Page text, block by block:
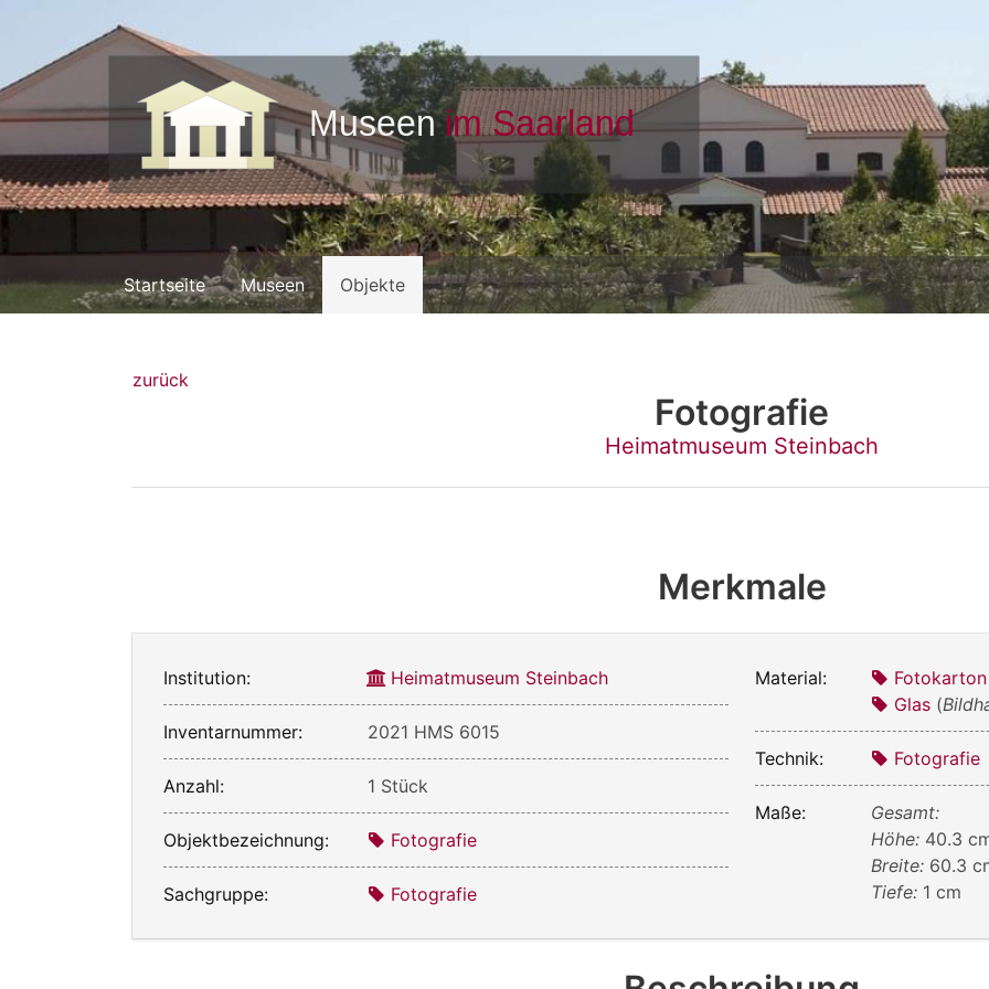
Startseite Museen Objekte
zurück
Fotografie
Heimatmuseum Steinbach
Merkmale
Institution: Heimatmuseum Steinbach
Inventarnummer: 2021 HMS 6015
Anzahl: 1 Stück
Objektbezeichnung: Fotografie
Sachgruppe: Fotografie
Material:
Fotokarton
Glas (
Technik: Fotografie
Maße:
Gesamt:
Höhe: 40.3
Breite: 60.3
Tiefe: 1 cm